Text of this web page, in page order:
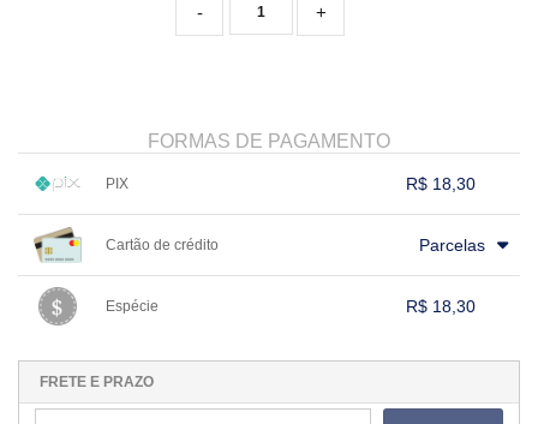
+
-
FORMAS DE PAGAMENTO
PIX R$ 18,30
..
Cartão de crédito Parcelas
...
Espécie R$ 18,30
..
...
FRETE E PRAZO